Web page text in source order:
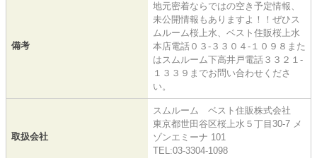
備考
地元密着ならではの空き予定情報、
未公開情報もありますよ！！ぜひス
ムルーム桜上水、ベスト住販桜上水
本店電話０３-３３０４-１０９８また
はスムルーム下高井戸電話３３２１-
１３３９までお問い合わせくださ
い。
取扱会社
スムルーム ベスト住販株式会社
東京都世田谷区桜上水５丁目30-7 メ
ゾンエミーナ 101
TEL:03-3304-1098